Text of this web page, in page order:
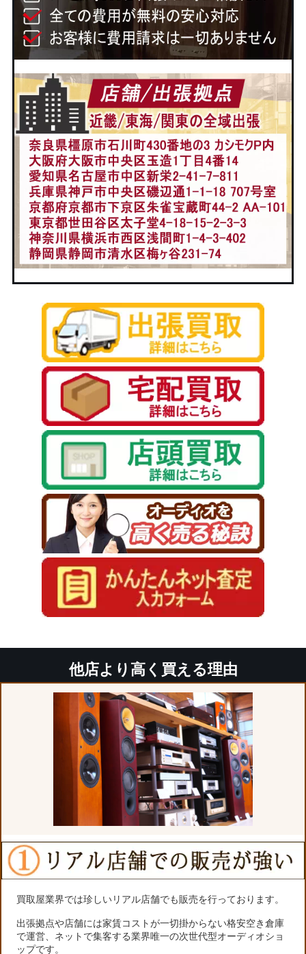
他店より高く買える理由
買取屋業界では珍しいリアル店舗でも販売を行っております。
出張拠点や店舗には家賃コストが一切掛からない格安空き倉庫
で運営、ネットで集客する業界唯一の次世代型オーディオショ
ップです。